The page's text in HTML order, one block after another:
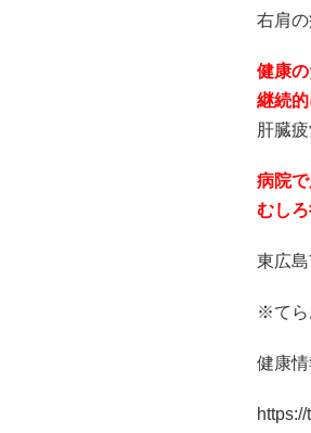
右肩
健康
継続
肝臓
病院
むし
東広
※てら
健康